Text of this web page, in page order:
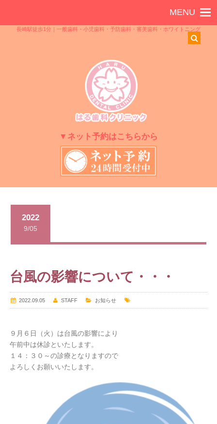
長崎駅徒歩1分｜一般歯科・小児歯科・予防歯科・審美歯科・ホワイトニング
▼ネット予約はこちらから
2022
9/05
台風の影響について・・・
2022.09.05 STAFF お知らせ
９月６日（火）は台風の影響により
午前中は休診といたします。
１４：３０～の診療となりますので
よろしくお願いいたします。